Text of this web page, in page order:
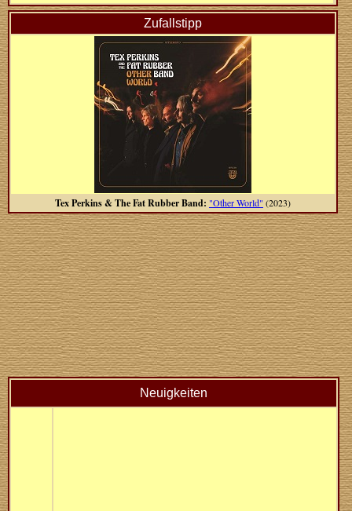
Zufallstipp
Tex Perkins & The Fat Rubber Band: "Other World" (2023)
Neuigkeiten